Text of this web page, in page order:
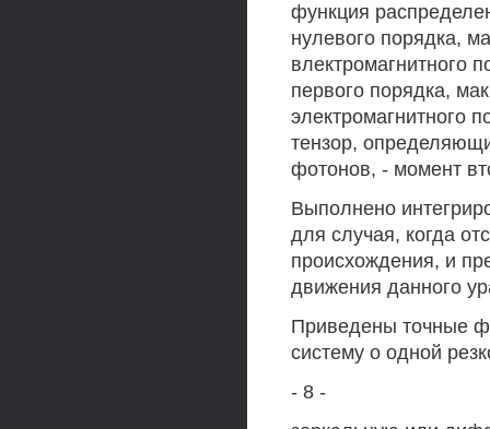
функция
нулевого порядка,
влектромагнитного
первого порядка,
электромагнитного
тензор,
фотонов, - момент
Выполнено
для случая, когда
происхождения, и
движения данного
Приведены точные
систему о одной
- 8 -